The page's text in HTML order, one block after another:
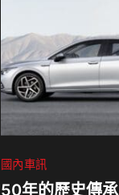
國內車訊
50年的歷史傳